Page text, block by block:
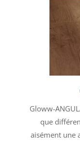
Gloww-
que
aisément une